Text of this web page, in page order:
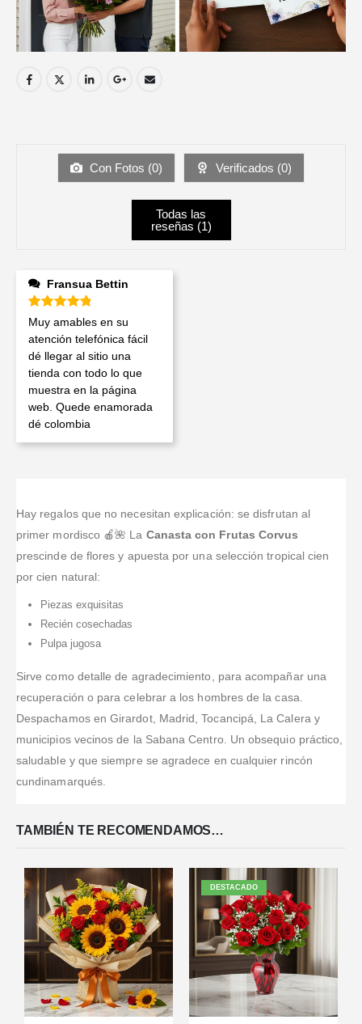
Con Fotos (0) Verificados (0)
Todas las
reseñas (1)
Fransua Bettin
Valorado en
Muy amables en su
atención telefónica fácil
dé llegar al sitio una
tienda con todo lo que
muestra en la página
web. Quede enamorada
dé colombia
Hay regalos que no necesitan explicación: se disfrutan al
primer mordisco 🍎🌺 La Canasta con Frutas Corvus
prescinde de flores y apuesta por una selección tropical cien
por cien natural:
Piezas exquisitas
Recién cosechadas
Pulpa jugosa
Sirve como detalle de agradecimiento, para acompañar una
recuperación o para celebrar a los hombres de la casa.
Despachamos en Girardot, Madrid, Tocancipá, La Calera y
municipios vecinos de la Sabana Centro. Un obsequio práctico,
saludable y que siempre se agradece en cualquier rincón
cundinamarqués.
TAMBIÉN TE RECOMENDAMOS…
DESTACADO